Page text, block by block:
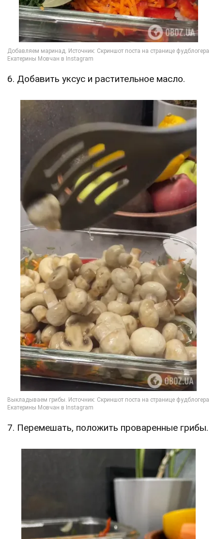
6. Добавить уксус и растительное масло.
7. Перемешать, положить проваренные грибы.